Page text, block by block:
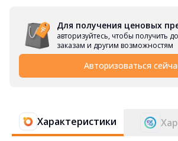
Для получения ценовых
авторизуйтесь, чтобы получить
заказам и другим возможностям
Авторизоваться
Характеристики